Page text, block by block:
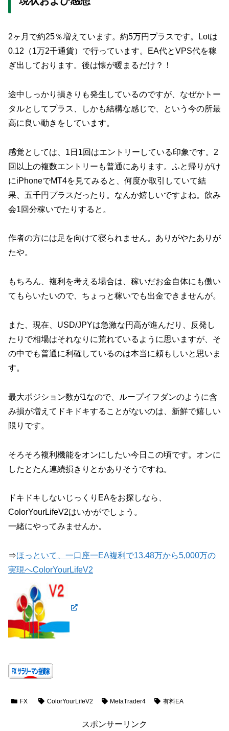
2ヶ月で約25％増えています。約5万円プラスです。Lotは
0.12（1万2千通貨）で行っています。EA代とVPS代を稼
ぎ出しております。後は懐が暖まるだけ？！
途中しっかり損きりも発生しているのですが、なぜかトー
タルとしてプラス、しかも結構な感じで、という今の所最
高に良い動きをしています。
感覚としては、1日1回はエントリーしている印象です。2
回以上の複数エントリーも普通にあります。ふと帰りがけ
にiPhoneでMT4を見てみると、何度か取引していて結
果、五千円プラスだったり。なんか嬉しいですよね。飲み
会1回分稼いでたりすると。
作者の方には足を向けて寝られません。ありがやたありが
たや。
もちろん、複利を考える場合は、稼いだお金自体にも働い
てもらいたいので、ちょっと稼いでも出金できませんが。
また、現在、USD/JPYは急激な円高が進んだり、反発し
たりで相場はそれなりに荒れているように思いますが、そ
の中でも普通に利確しているのは本当に頼もしいと思いま
す。
最大ポジション数が1なので、ループイフダンのように含
み損が増えてドキドキすることがないのは、新鮮で嬉しい
限りです。
そろそろ複利機能をオンにしたい今日この頃です。オンに
したとたん連続損きりとかありそうですね。
ドキドキしないじっくりEAをお探しなら、
ColorYourLifeV2はいかがでしょう。
一緒にやってみませんか。
⇒ほっといて、一口座一EA複利で13.48万から5,000万の
実現へColorYourLifeV2
FX ColorYourLifeV2 MetaTrader4 有料EA
スポンサーリンク